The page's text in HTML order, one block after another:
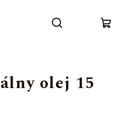
olej 15